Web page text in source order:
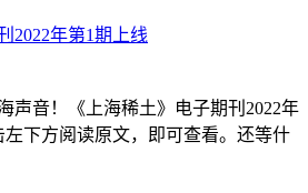
2022年第1期上线
声音！《上海稀土》电子期刊2022年
下方阅读原文，即可查看。还等什